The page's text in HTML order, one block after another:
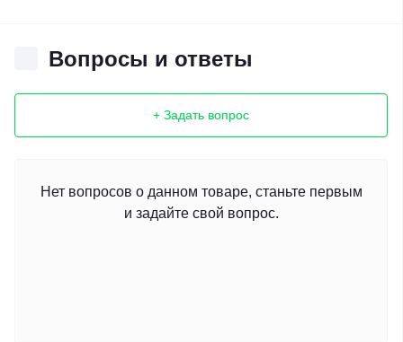
Вопросы и ответы
+ Задать вопрос
Нет вопросов о данном товаре, станьте первым
и задайте свой вопрос.